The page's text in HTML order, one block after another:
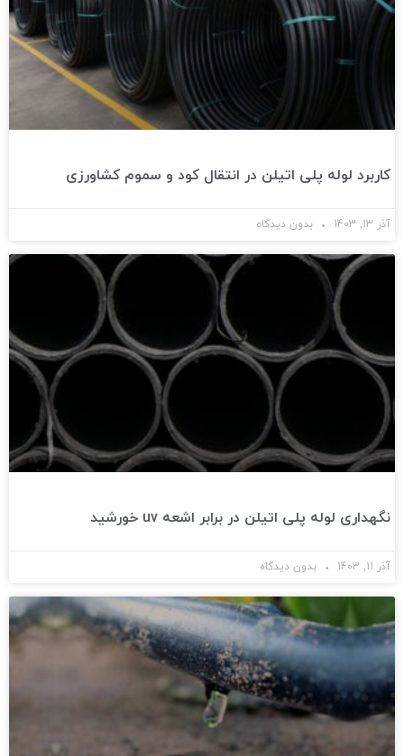
کاربرد لوله پلی اتیلن در انتقال کود و سموم کشاورزی
آذر 13, 1403 بدون دیدگاه
نگهداری لوله پلی اتیلن در برابر اشعه uv خورشید
آذر 11, 1403 بدون دیدگاه